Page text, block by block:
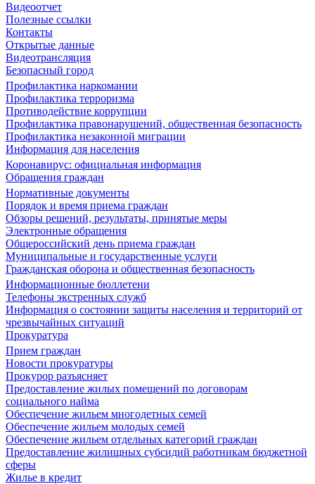
Видеоотчет
Полезные ссылки
Контакты
Открытые данные
Видеотрансляция
Безопасный город
Профилактика наркомании
Профилактика терроризма
Противодействие коррупции
Профилактика правонарушений, общественная безопасность
Профилактика незаконной миграции
Информация для населения
Коронавирус: официальная информация
Обращения граждан
Нормативные документы
Порядок и время приема граждан
Обзоры решений, результаты, принятые меры
Электронные обращения
Общероссийский день приема граждан
Муниципальные и государственные услуги
Гражданская оборона и общественная безопасность
Информационные бюллетени
Телефоны экстренных служб
Информация о состоянии защиты населения и территорий от
чрезвычайных ситуаций
Прокуратура
Прием граждан
Новости прокуратуры
Прокурор разъясняет
Предоставление жилых помещений по договорам
социального найма
Обеспечение жильем многодетных семей
Обеспечение жильем молодых семей
Обеспечение жильем отдельных категорий граждан
Предоставление жилищных субсидий работникам бюджетной
сферы
Жилье в кредит